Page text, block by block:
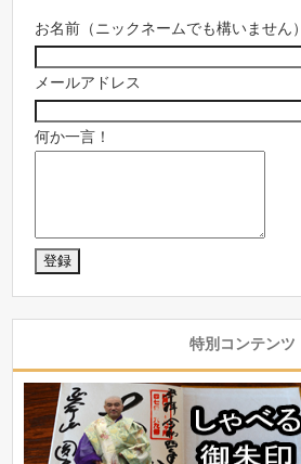
お名前（ニックネームでも構いません）
メールアドレス
何か一言！
特別コンテンツ